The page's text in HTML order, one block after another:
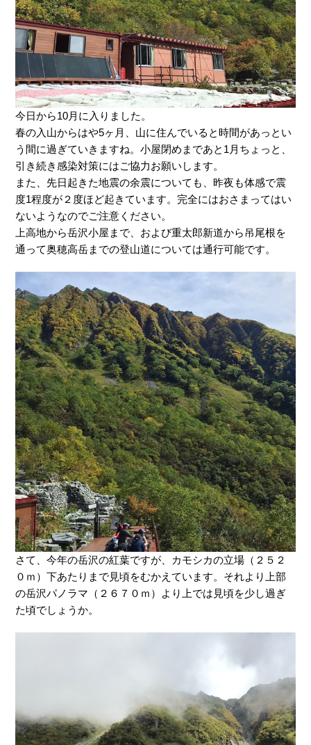
今日から10月に入りました。
春の入山からはや5ヶ月、山に住んでいると時間があっとい
う間に過ぎていきますね。小屋閉めまであと1月ちょっと、
引き続き感染対策にはご協力お願いします。
また、先日起きた地震の余震についても、昨夜も体感で震
度1程度が２度ほど起きています。完全にはおさまってはい
ないようなのでご注意ください。
上高地から岳沢小屋まで、および重太郎新道から吊尾根を
通って奥穂高岳までの登山道については通行可能です。
さて、今年の岳沢の紅葉ですが、カモシカの立場（２５２
０ｍ）下あたりまで見頃をむかえています。それより上部
の岳沢パノラマ（２６７０ｍ）より上では見頃を少し過ぎ
た頃でしょうか。